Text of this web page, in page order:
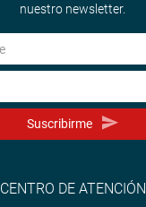
nuestro newsletter.
Suscribirme
CENTRO DE ATENCIÓN